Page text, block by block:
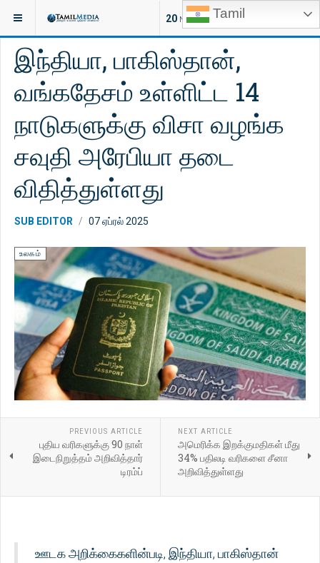
Tamil
20 NEW ARTICLES
இருக்குமிடம்: செய்திகள்
இந்தியா, பாகிஸ்தான்,
வங்கதேசம் உள்ளிட்ட 14
நாடுகளுக்கு விசா வழங்க
சவுதி அரேபியா தடை
விதித்துள்ளது
SUB EDITOR 07 ஏப்ரல் 2025
உலகம்
PREVIOUS ARTICLE
புதிய வரிகளுக்கு 90 நாள்
இடைநிறுத்தம் அறிவித்தார்
டிரம்ப்
NEXT ARTICLE
அமெரிக்க இறக்குமதிகள் மீது
34% பதிலடி வரிகளை சீனா
அறிவித்துள்ளது
ஊடக அறிக்கைகளின்படி, இந்தியா, பாகிஸ்தான்